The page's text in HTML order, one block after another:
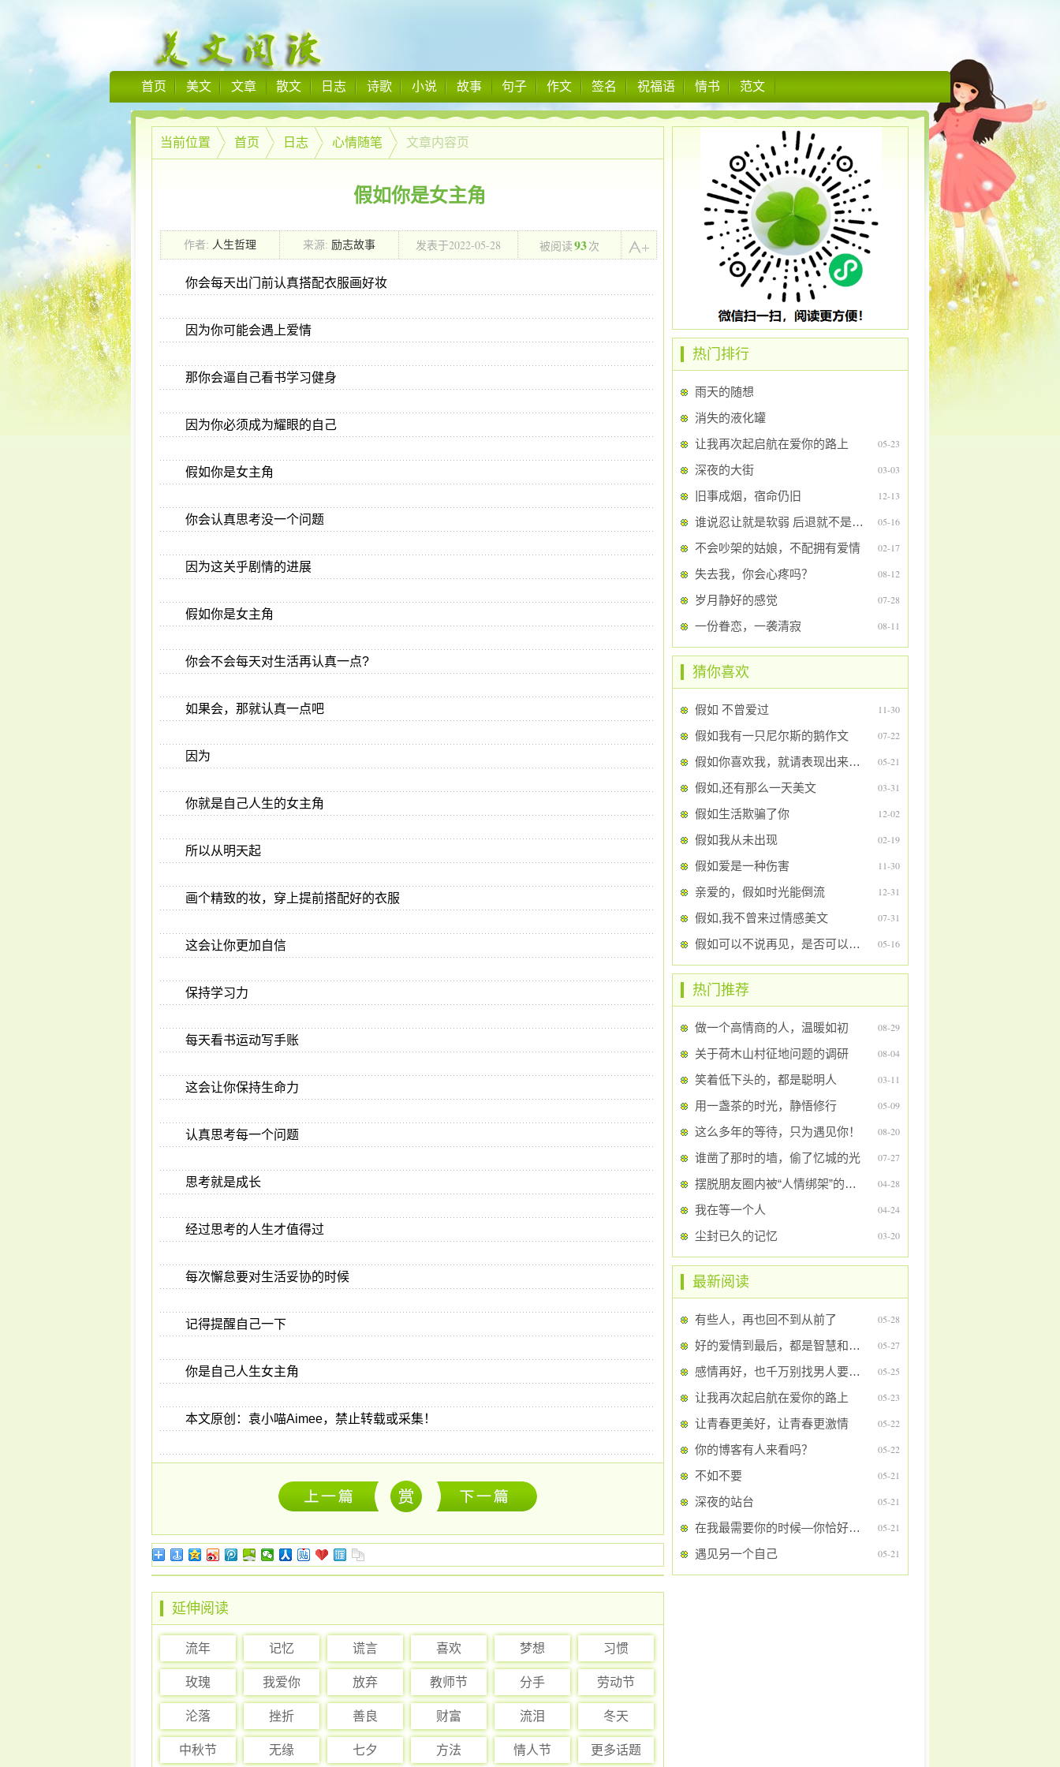
首页 美文 文章 散文 日志 诗歌 小说 故事 句子 作文 签名 祝福语 情书 范文
当前位置 首页 日志 心情随笔 文章内容页
假如你是女主角
作者: 人生哲理 来源: 励志故事 发表于2022-05-28
被阅读93次
你会每天出门前认真搭配衣服画好妆
因为你可能会遇上爱情
那你会逼自己看书学习健身
因为你必须成为耀眼的自己
假如你是女主角
你会认真思考没一个问题
因为这关乎剧情的进展
假如你是女主角
你会不会每天对生活再认真一点?
如果会，那就认真一点吧
因为
你就是自己人生的女主角
所以从明天起
画个精致的妆，穿上提前搭配好的衣服
这会让你更加自信
保持学习力
每天看书运动写手账
这会让你保持生命力
认真思考每一个问题
思考就是成长
经过思考的人生才值得过
每次懈怠要对生活妥协的时候
记得提醒自己一下
你是自己人生女主角
本文原创：袁小喵Aimee，禁止转载或采集！
延伸阅读
流年 记忆 谎言 喜欢 梦想 习惯
玫瑰 我爱你 放弃 教师节 分手 劳动节
沦落 挫折 善良 财富 流泪 冬天
中秋节 无缘 七夕 方法 情人节 更多话题
热门排行
雨天的随想
消失的液化罐
让我再次起启航在爱你的路上
05-23
深夜的大街 03-03
旧事成烟，宿命仍旧 12-13
谁说忍让就是软弱 后退就不是英雄 05-16
不会吵架的姑娘，不配拥有爱情 02-17
失去我，你会心疼吗？ 08-12
岁月静好的感觉 07-28
一份眷恋，一袭清寂 08-11
猜你喜欢
假如 不曾爱过 11-30
假如我有一只尼尔斯的鹅作文 07-22
假如你喜欢我，就请表现出来好吗 05-21
假如,还有那么一天美文 03-31
假如生活欺骗了你 12-02
假如我从未出现 02-19
假如爱是一种伤害 11-30
亲爱的，假如时光能倒流 12-31
假如,我不曾来过情感美文 07-31
假如可以不说再见，是否可以留住永远 05-16
热门推荐
做一个高情商的人，温暖如初 08-29
关于荷木山村征地问题的调研 08-04
笑着低下头的，都是聪明人 03-11
用一盏茶的时光，静悟修行 05-09
这么多年的等待，只为遇见你！ 08-20
谁凿了那时的墙，偷了忆城的光 07-27
摆脱朋友圈内被“人情绑架”的困扰 04-28
我在等一个人 04-24
尘封已久的记忆 03-20
最新阅读
有些人，再也回不到从前了 05-28
好的爱情到最后，都是智慧和情怀 05-27
感情再好，也千万别找男人要这个东西 05-25
让我再次起启航在爱你的路上 05-23
让青春更美好，让青春更激情 05-22
你的博客有人来看吗？ 05-22
不如不要 05-21
深夜的站台 05-21
在我最需要你的时候—你恰好都在 05-21
遇见另一个自己 05-21